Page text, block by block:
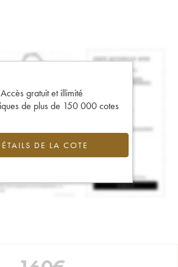
Accès gratuit et illimité
de plus de 150 000 cotes
DE LA COTE